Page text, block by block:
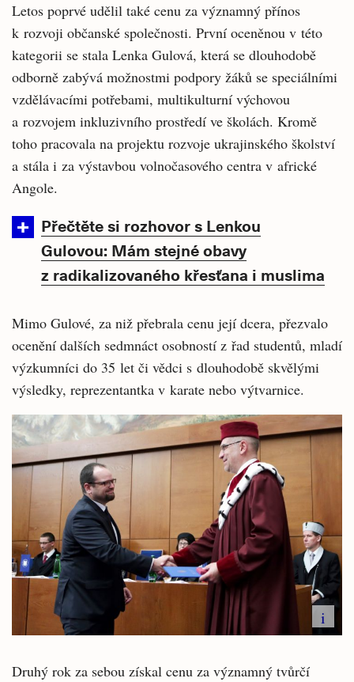
Letos poprvé udělil také cenu za významný přínos
k rozvoji občanské společnosti. První oceněnou v této
kategorii se stala Lenka Gulová, která se dlouhodobě
odborně zabývá možnostmi podpory žáků se speciálními
vzdělávacími potřebami, multikulturní výchovou
a rozvojem inkluzivního prostředí ve školách. Kromě
toho pracovala na projektu rozvoje ukrajinského školství
a stála i za výstavbou volnočasového centra v africké
Angole.
Přečtěte si rozhovor s Lenkou
Gulovou: Mám stejné obavy
z radikalizovaného křesťana i muslima
Mimo Gulové, za niž přebrala cenu její dcera, přezvalo
ocenění dalších sedmnáct osobností z řad studentů, mladí
výzkumníci do 35 let či vědci s dlouhodobě skvělými
výsledky, reprezentantka v karate nebo výtvarnice.
i
Druhý rok za sebou získal cenu za významný tvůrčí